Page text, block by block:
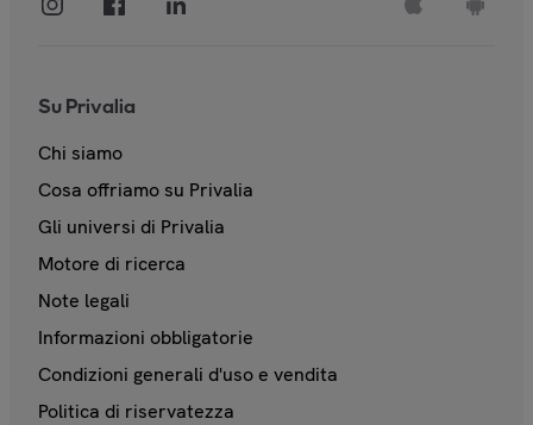
Su Privalia
Chi siamo
Cosa offriamo su Privalia
Gli universi di Privalia
Motore di ricerca
Note legali
Informazioni obbligatorie
Condizioni generali d'uso e vendita
Politica di riservatezza